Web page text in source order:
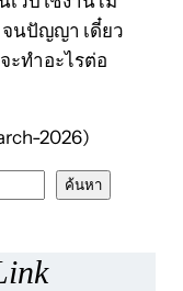
นปัญญา เดี๋ยว
ะทำอะไรต่อ
2026)
ค้นหา